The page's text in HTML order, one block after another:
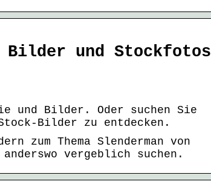
Bilder und Stockfotos
und Bilder. Oder suchen Sie
Bilder zu entdecken.
zum Thema Slenderman von
vergeblich suchen.